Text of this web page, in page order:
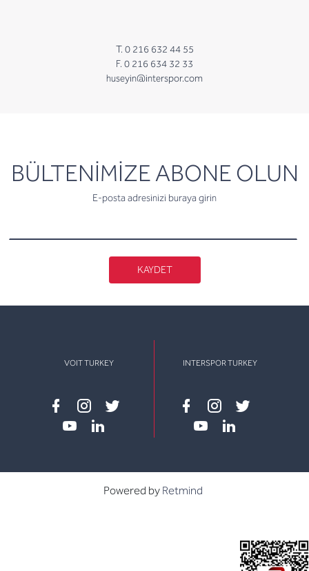
T. 0 216 632 44 55
F. 0 216 634 32 33
huseyin@interspor.com
BÜLTENİMİZE ABONE OLUN
E-posta adresinizi buraya girin
newsletter
KAYDET
VOIT TURKEY
Facebook
instagram
twitter
INTERSPOR TURKEY
Facebook
instagram
twitter
Powered by Retmind